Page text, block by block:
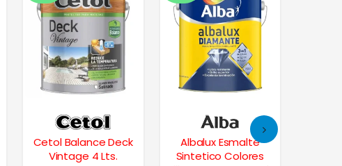
Cetol Balance Deck
Vintage 4 Lts.
Albalux Esmalte
Sintetico Colores